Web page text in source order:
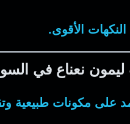
الأقوى.
نعناع في
مكونات طبيعية